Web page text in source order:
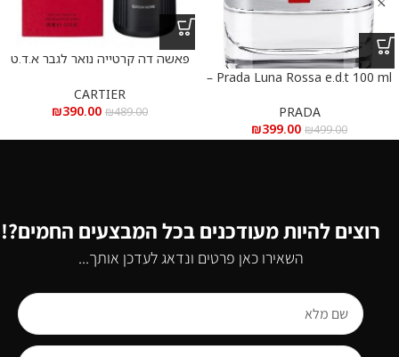
Prada Luna Rossa e.d.t 100 ml –
PRADA
₪499.00
₪399.00
פאשה דה קרטייה נואר לגבר א.ד.ט
CARTIER
₪489.00
₪390.00
רוצים להיות מעודכנים בכל המבצעים החמים?!
השאירו כאן פרטים ונדאג לעדכן אותך...